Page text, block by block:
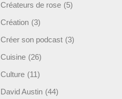
Créateurs de rose (5)
Création (3)
Créer son podcast (3)
Cuisine (26)
Culture (11)
David Austin (44)